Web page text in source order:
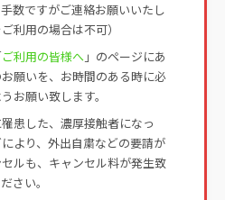
数ですがご連絡お願いいたし
利用の場合は不可）
ご利用の皆様へ 」のページにあ
願いを、お時間のある時に必
お願い致します。
患した、濃厚接触者になっ
より、外出自粛などの要請が
ルも、キャンセル料が発生致
さい。